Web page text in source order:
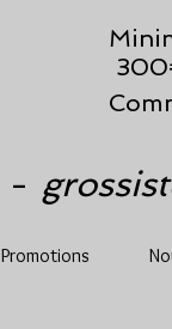
-
Promotions